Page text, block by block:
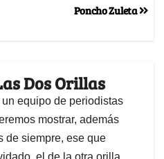
Poncho Zuleta
Dos Orillas
un equipo de periodistas
mostrar, además
de siempre, ese que